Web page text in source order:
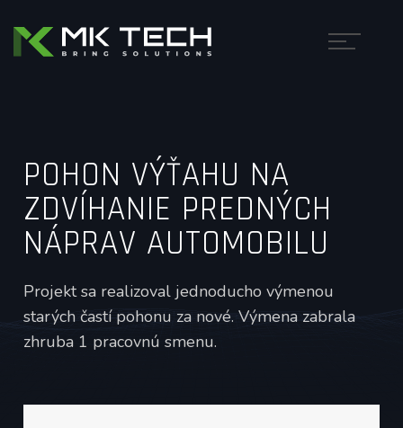
POHON VÝŤAHU NA
ZDVÍHANIE PREDNÝCH
NÁPRAV AUTOMOBILU
Projekt sa realizoval jednoducho výmenou
starých častí pohonu za nové. Výmena zabrala
zhruba 1 pracovnú smenu.